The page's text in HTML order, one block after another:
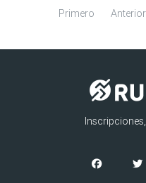
Primero Anterior